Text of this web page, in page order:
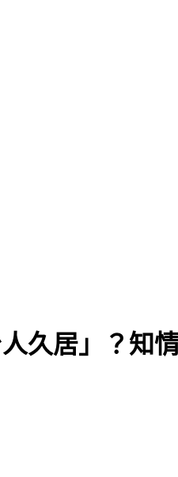
因超催淚
久居」？知